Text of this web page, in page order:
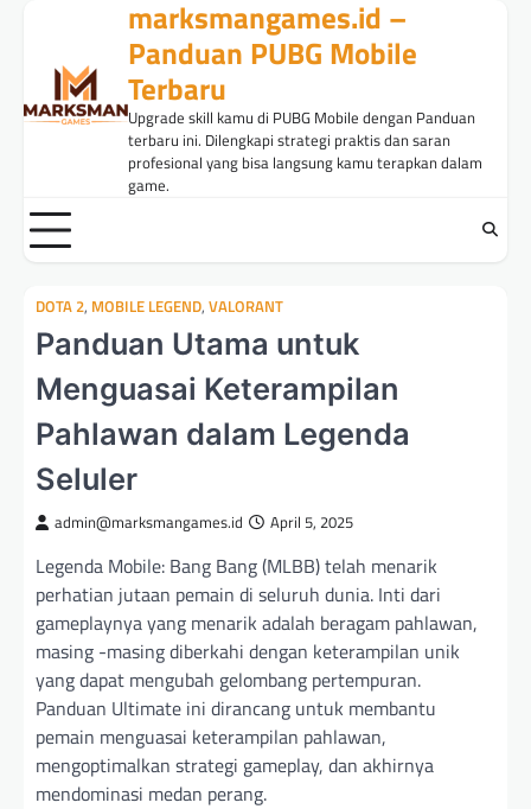
content
marksmangames.id –
Panduan PUBG Mobile
Terbaru
Upgrade skill kamu di PUBG Mobile dengan Panduan
terbaru ini. Dilengkapi strategi praktis dan saran
profesional yang bisa langsung kamu terapkan dalam
game.
DOTA 2, MOBILE LEGEND, VALORANT
Panduan Utama untuk
Menguasai Keterampilan
Pahlawan dalam Legenda
Seluler
admin@marksmangames.id April 5, 2025
Legenda Mobile: Bang Bang (MLBB) telah menarik
perhatian jutaan pemain di seluruh dunia. Inti dari
gameplaynya yang menarik adalah beragam pahlawan,
masing -masing diberkahi dengan keterampilan unik
yang dapat mengubah gelombang pertempuran.
Panduan Ultimate ini dirancang untuk membantu
pemain menguasai keterampilan pahlawan,
mengoptimalkan strategi gameplay, dan akhirnya
mendominasi medan perang.